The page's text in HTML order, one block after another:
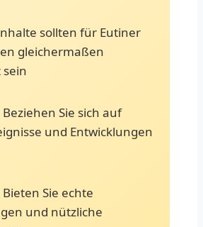
sollten für Eutiner
gleichermaßen
Beziehen Sie sich auf
und Entwicklungen
Bieten Sie echte
und nützliche